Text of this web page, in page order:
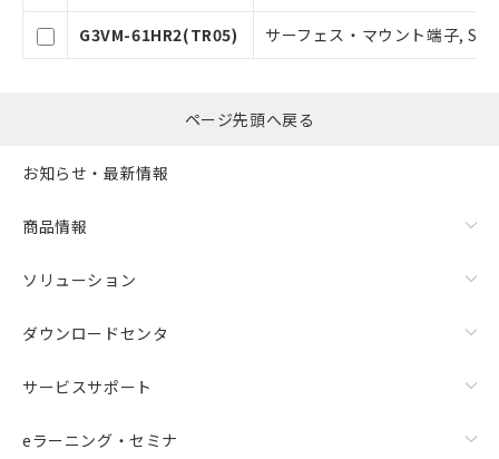
G3VM-61HR2(TR05) サーフェス・マウント端子,
ページ先頭へ戻る
お知らせ・最新情報
商品情報
ソリューション
ダウンロードセンタ
サービスサポート
eラーニング・セミナ